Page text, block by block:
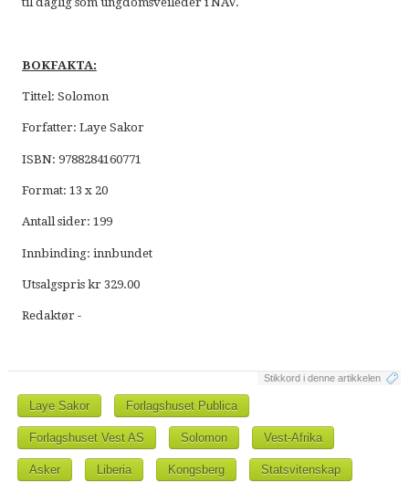
BOKFAKTA:
Tittel: Solomon
Forfatter: Laye Sakor
ISBN: 9788284160771
Format: 13 x 20
Antall sider: 199
Innbinding: innbundet
Utsalgspris kr 329.00
Redaktør -
Stikkord i denne artikkelen
Laye Sakor Forlagshuset Publica
Forlagshuset Vest AS Solomon Vest-Afrika
Asker Liberia Kongsberg Statsvitenskap